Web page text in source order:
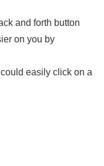
and forth button
on you by
easily click on a